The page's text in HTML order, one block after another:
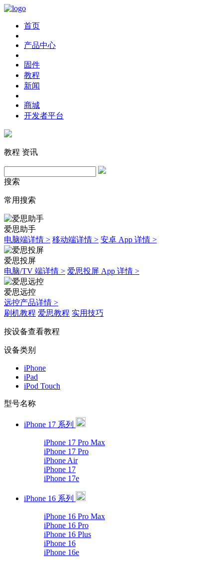
首页
产品中心
固件
教程
新闻
商城
开发者平台
教程 资讯
搜索
常用搜索
爱思助手
电脑端详情 > 移动端详情 > 安卓 App 详情 >
爱思投屏
电脑/TV 端详情 > 爱思投屏 App 详情 >
爱思远控
远控产品详情 >
刷机教程 爱思教程 实用技巧
按设备查看教程
设备类别
iPhone
iPad
iPod Touch
型号名称
iPhone 17 系列
iPhone 17 Pro Max
iPhone 17 Pro
iPhone Air
iPhone 17
iPhone 17e
iPhone 16 系列
iPhone 16 Pro Max
iPhone 16 Pro
iPhone 16 Plus
iPhone 16
iPhone 16e